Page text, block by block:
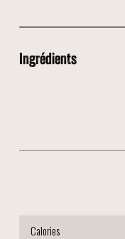
Ingrédients
Calories